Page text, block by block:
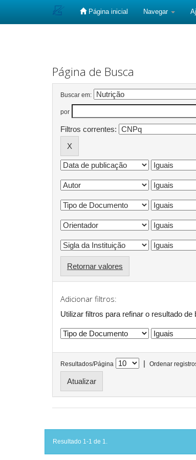
Página inicial Navegar
Página de Busca
Buscar em:
por
Filtros correntes:
Retornar valores
Adicionar filtros:
Utilizar filtros para refinar o resultado de
Resultados/Página | Ordenar
Resultado 1-1 de 1.